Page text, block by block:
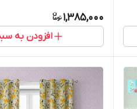
1,385,000
افزودن به